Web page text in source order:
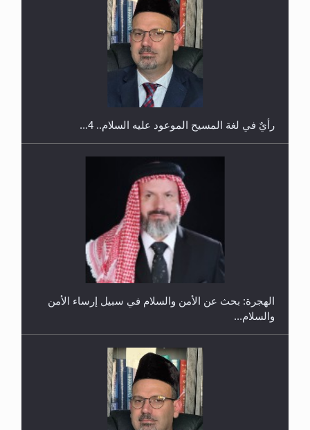
اليوم الوطني الرياضي لمجلس أنصار الله في هولندا
إتمام حفظ القرآن الكريم لثلاثة طلاب من مدرسة الحفظ
رأيٌ في لغة المسيح الموعود عليه السلام.. 4...
الهجرة: بحث عن الأمن والسلام في سبيل إرساء الأمن
والسلام...